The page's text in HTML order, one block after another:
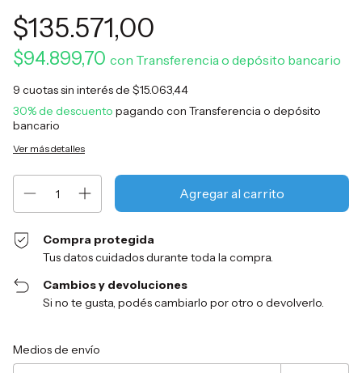
$135.571,00
$94.899,70 con Transferencia o depósito bancario
9 cuotas sin interés de $15.063,44
30% de descuento pagando con Transferencia o depósito
bancario
Ver más detalles
Compra protegida
Tus datos cuidados durante toda la compra.
Cambios y devoluciones
Si no te gusta, podés cambiarlo por otro o devolverlo.
Entregas para el CP:
Medios de envío